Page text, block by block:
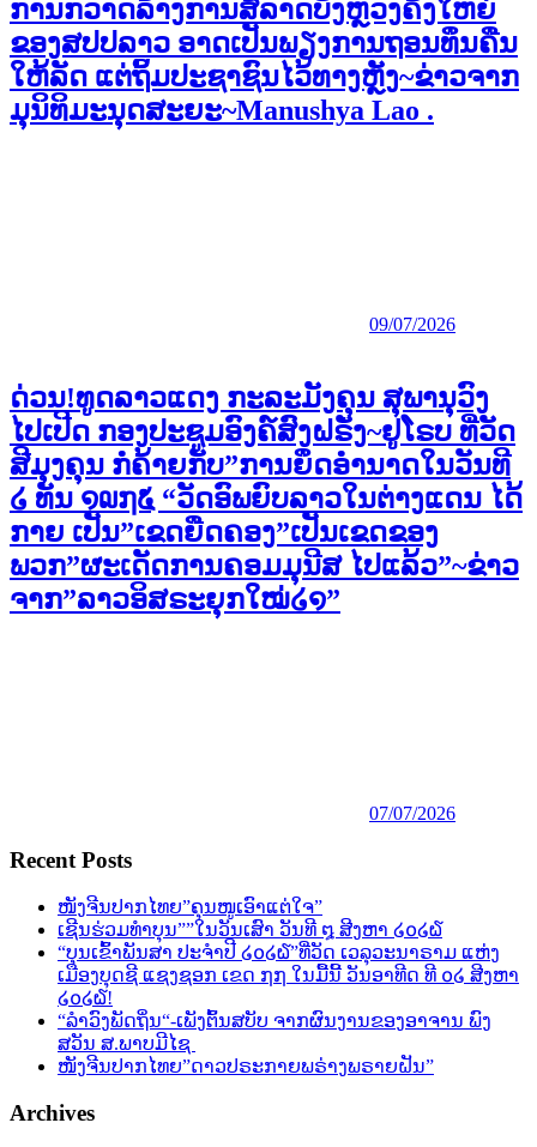
ການກວາດລ້າງການສໍ້ລາດບັງຫຼວງຄັ້ງໃຫຍ່
ຂອງສປປລາວ ອາດເປັນພຽງການຖອນທຶນຄືນ
ໃຫ້ລັດ ແຕ່ຖິ້ມປະຊາຊົນໄວ້ທາງຫຼັງ~ຂ່າວຈາກ
ມຸນິທິມະນຸດສະຍະ~Manushya Lao .
09/07/2026
ດ່ວນ!ທູດລາວແດງ ກະລະມັງຄຸນ ສຸພານຸວົງ
ໄປເປີດ ກອງປະຊູມອົງຄ໌ສົງຝຣັ່ງ~ຢູໂຣບ ທີ່ວັດ
ສີມຸງຄຸນ ກໍຄ້າຍກັບ”ການຍຶດອຳນາດໃນວັນທີ
໒ ທັນ ໑໙໗໕ “ວັດອົພຍົບລາວໃນຕ່າງແດນ ໄດ້
ກາຍ ເປັນ”ເຂດຍືດຄອງ”ເປັນເຂດຂອງ
ພວກ”ຜະເດັດການຄອມມຸນີສ ໄປແລ້ວ”~ຂ່າວ
ຈາກ”ລາວອິສຣະຍຸກໃໝ່໒໑”
07/07/2026
Recent Posts
ໜັງຈີນປາກໄທຍ”ຄຸນໜູເອົາແຕ່ໃຈ”
ເຊີນຮ່ວມທຳບຸນ””ໃນວັນເສົາ ວັນທີ ໘ ສີງຫາ ໒໐໒໖
“ບຸນເຂົ້າພັນສາ ປະຈຳປີ ໒໐໒໖”ທີ່ວັດ ເວລຸວະນາຣາມ ແຫ່ງ
ເມືອງບຸດຊີ ແຊງຊອກ ເຂດ ໗໗ ໃນມື້ນີ້ ວັນອາທີດ ທີ ໐໒ ສີງຫາ
໒໐໒໖!
“ລຳວົງພັດຖິ່ນ“-ເພັງຕົ້ນສບັບ ຈາກຜົນງານຂອງອາຈານ ພົງ
ສວັນ ສ.ພາບມີໄຊ
ໜັງຈີນປາກໄທຍ”ດາວປຣະກາຍພຣ່າງພຣາຍຝັນ”
Archives